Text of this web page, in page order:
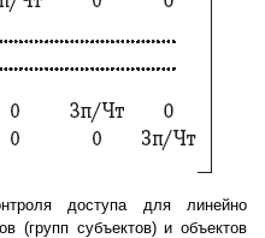
доступа для линейно
(групп субъектов) и объектов